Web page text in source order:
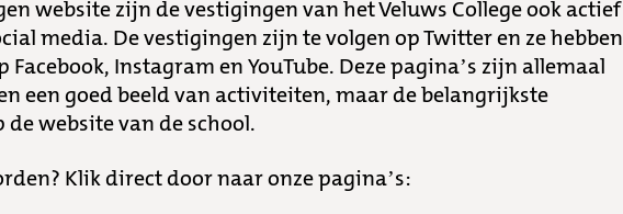
website zijn de vestigingen van het Veluws College ook actief
media. De vestigingen zijn te volgen op Twitter en ze hebben
Facebook, Instagram en YouTube. Deze pagina’s zijn allemaal
een goed beeld van activiteiten, maar de belangrijkste
website van de school.
Klik direct door naar onze pagina’s: